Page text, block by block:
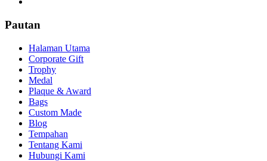
Pautan
Halaman Utama
Corporate Gift
Trophy
Medal
Plaque & Award
Bags
Custom Made
Blog
Tempahan
Tentang Kami
Hubungi Kami